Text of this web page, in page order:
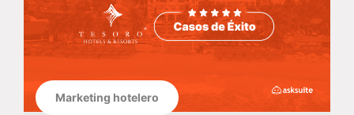
Marketing hotelero